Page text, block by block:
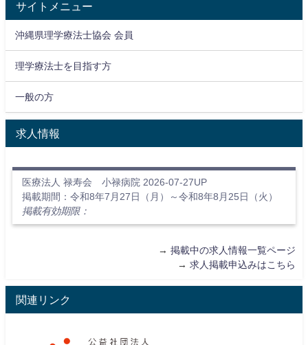
サイトメニュー
沖縄県理学療法士協会 会員
理学療法士を目指す方
一般の方
求人情報
医療法人 禄寿会 小禄病院 2026-07-27UP
掲載期間：令和8年7月27日（月）～令和8年8月25日（火）
掲載有効期限：
→ 掲載中の求人情報一覧ページ
→ 求人掲載申込みはこちら
関連リンク